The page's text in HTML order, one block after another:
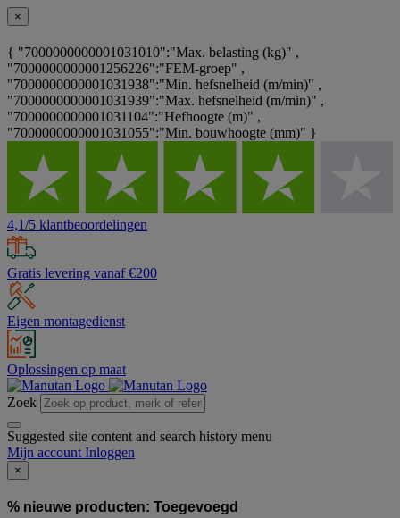
×
{ "7000000000001031010":"Max. belasting (kg)" ,
"7000000000001256226":"FEM-groep" ,
"7000000000001031938":"Min. hefsnelheid (m/min)" ,
"7000000000001031939":"Max. hefsnelheid (m/min)" ,
"7000000000001031104":"Hefhoogte (m)" ,
"7000000000001031055":"Min. bouwhoogte (mm)" }
4,1/5 klantbeoordelingen
Gratis levering vanaf €200
Eigen montagedienst
Oplossingen op maat
Zoek
Suggested site content and search history menu
Mijn account Inloggen
×
% nieuwe producten: Toegevoegd